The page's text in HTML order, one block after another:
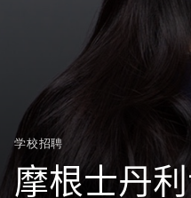
学校招聘
摩根士丹